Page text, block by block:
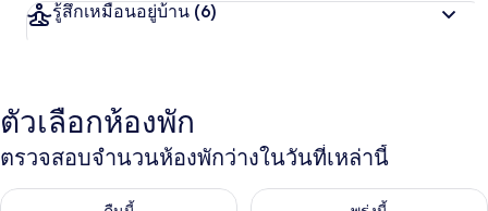
รู้สึกเหมือนอยู่บ้าน (6)
ตัวเลือกห้องพัก
ตรวจสอบจำนวนห้องพักว่างในวันที่เหล่านี้
ตรวจสอบจำนวนห้องพักว่างในคืนนี้ ส.ค. 10 - ส.ค. 11
ตรวจสอบจำนวนห้องพักว่างในพ